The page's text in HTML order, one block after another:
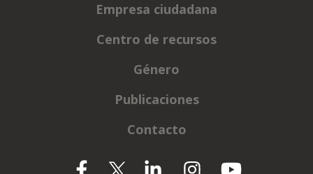
Empresa ciudadana
Centro de recursos
Género
Publicaciones
Contacto